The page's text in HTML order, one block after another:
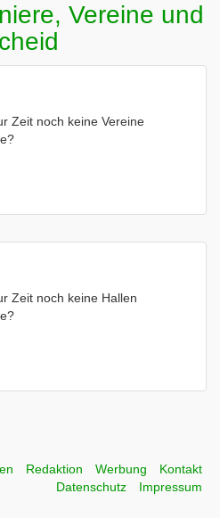
Vereine und
Zeit noch keine Vereine
Zeit noch keine Hallen
Redaktion Werbung
Kontakt
Datenschutz
Impressum